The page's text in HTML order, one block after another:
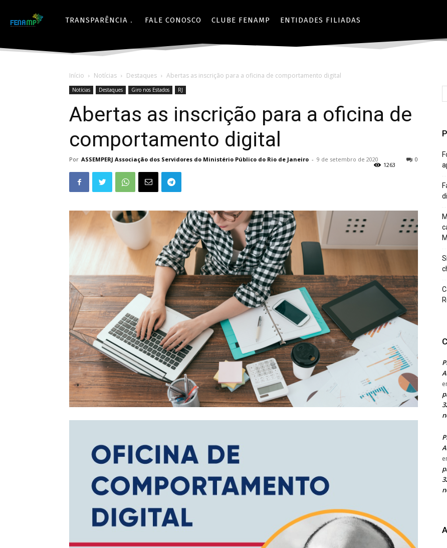
TRANSPARÊNCIA FALE CONOSCO CLUBE FENAMP ENTIDADES FILIADAS
Início Notícias Destaques Abertas as inscrição para a oficina de comportamento digital
Notícias Destaques Giro nos Estados RJ
Abertas as inscrição para a oficina de
comportamento digital
Por ASSEMPERJ Associação dos Servidores do Ministério Público do Rio de Janeiro - 9 de setembro de 2020 0
1263